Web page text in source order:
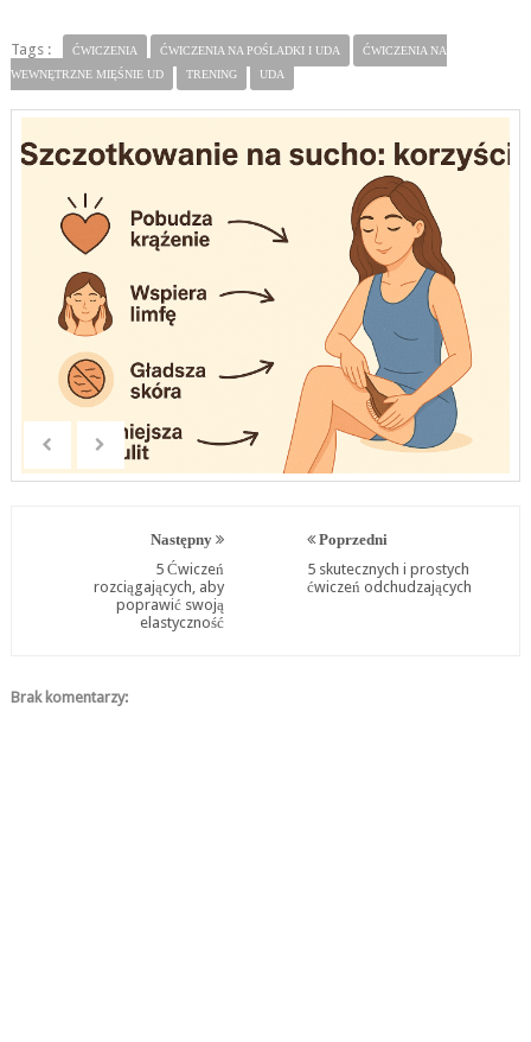
Tags : ĆWICZENIA ĆWICZENIA NA POŚLADKI I UDA
ĆWICZENIA NA
WEWNĘTRZNE MIĘŚNIE UD
TRENING UDA
Następny
5 Ćwiczeń
rozciągających, aby
poprawić swoją
elastyczność
Poprzedni
5 skutecznych i prostych
ćwiczeń odchudzających
Brak komentarzy: